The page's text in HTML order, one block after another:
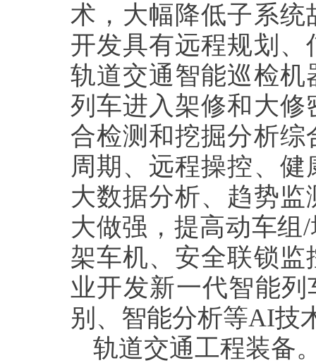
术，大幅降低子系
开发具有远程规划
轨道交通智能巡检
列车进入架修和大
合检测和挖掘分析
周期、远程操控、
大数据分析、趋势
大做强，提高动车组 /
架车机、安全联锁
业开发新一代智能
别、智能分析等AI技
轨道交通工程装备